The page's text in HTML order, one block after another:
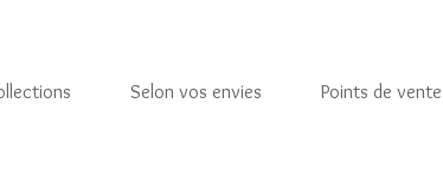
Selon vos envies Points de vente